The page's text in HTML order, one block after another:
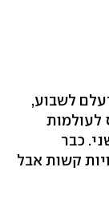
לשבוע,
לעולמות
כבר
קשות אבל